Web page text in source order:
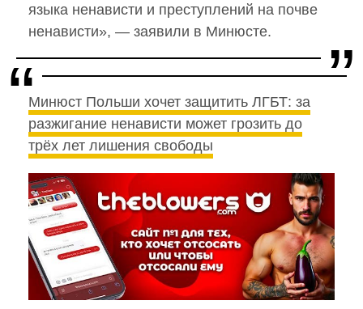
языка ненависти и преступлений на почве
ненависти», — заявили в Минюсте.
Минюст Польши хочет защитить ЛГБТ: за
разжигание ненависти может грозить до
трёх лет лишения свободы